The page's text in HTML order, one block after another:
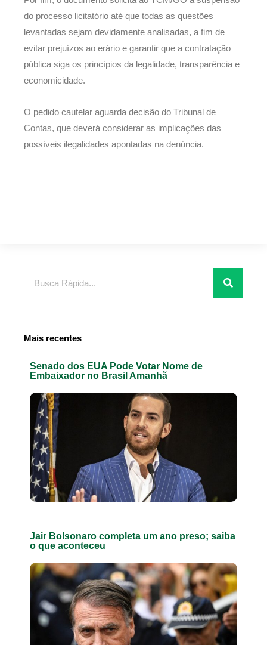
do processo licitatório até que todas as questões
levantadas sejam devidamente analisadas, a fim de
evitar prejuízos ao erário e garantir que a contratação
pública siga os princípios da legalidade, transparência e
economicidade.
O pedido cautelar aguarda decisão do Tribunal de
Contas, que deverá considerar as implicações das
possíveis ilegalidades apontadas na denúncia.
Mais recentes
Senado dos EUA Pode Votar Nome de
Embaixador no Brasil Amanhã
Jair Bolsonaro completa um ano preso; saiba
o que aconteceu